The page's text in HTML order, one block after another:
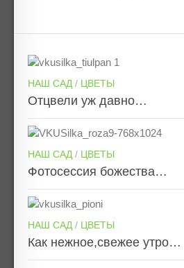
НАШ САД / ЦВЕТЫ
Отцвели уж давно…
НАШ САД / ЦВЕТЫ
Фотосессия божества…
НАШ САД / ЦВЕТЫ
Как нежное,свежее утро…